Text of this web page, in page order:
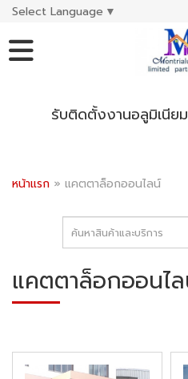
Select Language ▼
รับติดตั้งงานอลูมิเนี
หน้าแรก » แคตตาล็อกออนไลน์
แคตตาล็อกออนไ